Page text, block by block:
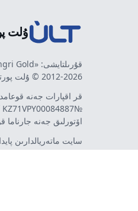
ۇلت
قۇرىلتايشى: «Tengri Gold» جشس
2012-2026 © ۇلت پورتالى
قر اقپارات جەنە
№KZ71VPY00084887 كۋەلٸگٸ بەرٸلگەن.
اۆتورلىق جەنە جارناما
سايت ماتەريالدارىن
اۆتورلار پٸكٸرٸ مەن